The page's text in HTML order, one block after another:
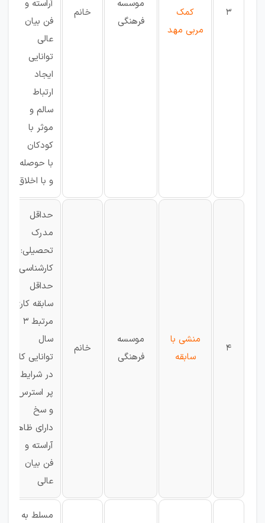
3
کمک
مربی مهد
موسسه
فرهنگی
خانم
آراسته و
فن بیان
عالی
توانایی
ایجاد
ارتباط
سالم و
موثر با
کودکان
با حوصله
و با اخلاق
4
منشی با
سابقه
موسسه
فرهنگی
خانم
حداقل
مدرک
تحصیلی:
کارشناسی
حداقل
سابقه کاری
مرتبط ۳
سال
توانایی کار
در شرایط
پر استرس
و سخ
دارای ظاهر
آراسته و
فن بیان
عالی
مسلط به